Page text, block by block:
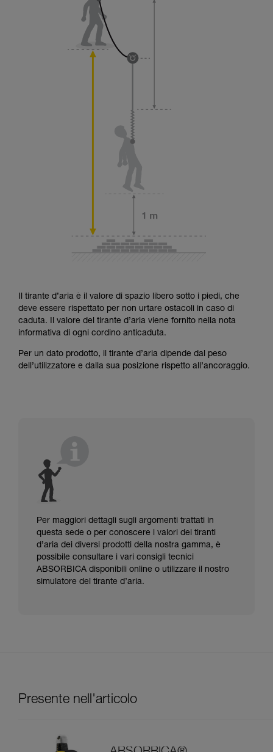
Il tirante d’aria è il valore di spazio libero sotto i piedi, che
deve essere rispettato per non urtare ostacoli in caso di
caduta. Il valore del tirante d’aria viene fornito nella nota
informativa di ogni cordino anticaduta.
Per un dato prodotto, il tirante d’aria dipende dal peso
dell’utilizzatore e dalla sua posizione rispetto all’ancoraggio.
Per maggiori dettagli sugli argomenti trattati in
questa sede o per conoscere i valori dei tiranti
d’aria dei diversi prodotti della nostra gamma, è
possibile consultare i vari consigli tecnici
ABSORBICA disponibili online o utilizzare il nostro
simulatore del tirante d’aria.
Presente nell'articolo